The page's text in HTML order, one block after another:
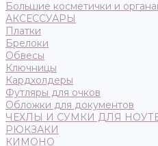
Большие косметички и
АКСЕССУАРЫ
Платки
Брелоки
Обвесы
Ключницы
Кардхолдеры
Футляры для очков
Обложки для документов
ЧЕХЛЫ И СУМКИ ДЛЯ
РЮКЗАКИ
КИМОНО